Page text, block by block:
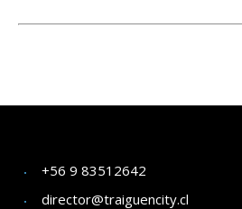
+56 9 83512642
director@traiguencity.cl